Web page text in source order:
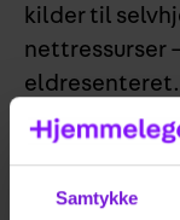
Samtykke
kilder til
nettressurser
snakke med
enten det er